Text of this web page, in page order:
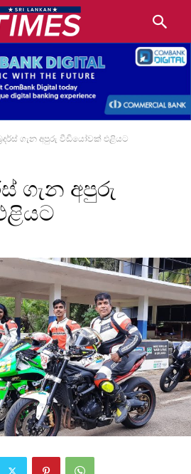
ගැන අපුරු වීඩියෝවක් එළියට
ගැන අපුරු